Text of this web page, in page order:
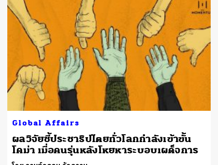
Global Affairs
ผลวิจัยชี้ประชาธิปไตยทั่วโลกกำลังเข้าขั้น
โคม่า เมื่อคนรุ่นหลังโหยหาระบอบเผด็จการ